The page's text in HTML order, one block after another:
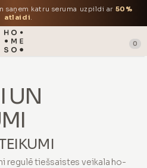
saņem katru seruma uzpildi ar 50%
atlaidi.
0
UN
regulē tiešsaistes veikala ho-